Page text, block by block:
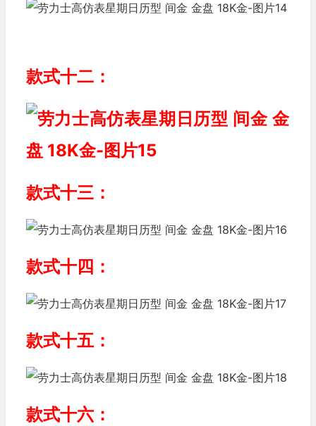
款式十二：
款式十三：
款式十四：
款式十五：
款式十六：